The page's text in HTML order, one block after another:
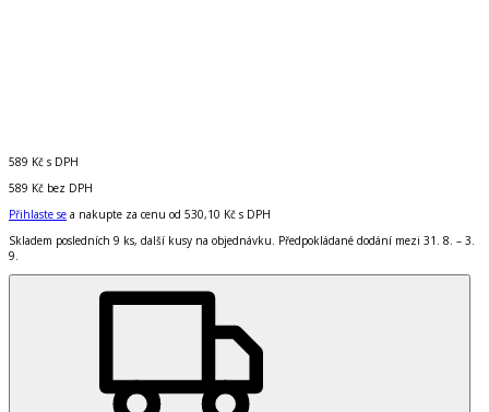
589 Kč s DPH
589 Kč bez DPH
Přihlaste se a nakupte za cenu od 530,10 Kč s DPH
Skladem posledních 9 ks, další kusy na objednávku. Předpokládané dodání mezi 31. 8. – 3.
9.